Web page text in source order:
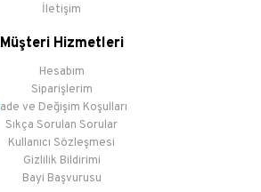
İletişim
Müşteri Hizmetleri
Hesabım
Siparişlerim
ade ve Değişim Koşulları
Sıkça Sorulan Sorular
Kullanıcı Sözleşmesi
Gizlilik Bildirimi
Bayi Başvurusu